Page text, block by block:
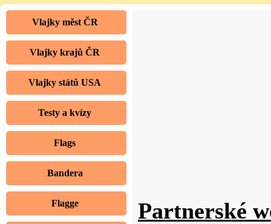
Vlajky měst ČR
Vlajky krajů ČR
Vlajky států USA
Testy a kvízy
Flags
Bandera
Flagge Partnerské